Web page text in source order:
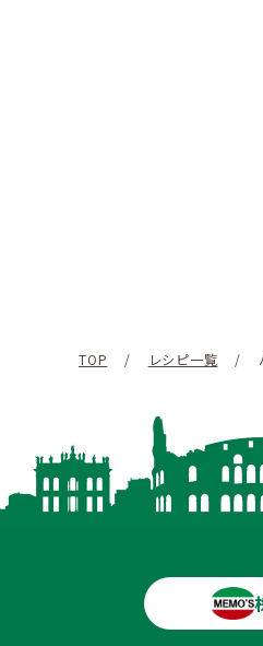
TOP / レシピ一覧 /